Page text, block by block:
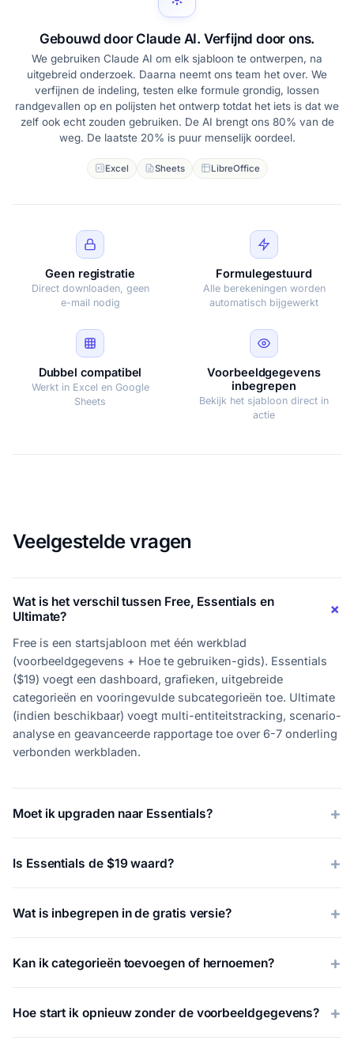
Gebouwd door Claude AI. Verfijnd door ons.
We gebruiken Claude AI om elk sjabloon te ontwerpen, na
uitgebreid onderzoek. Daarna neemt ons team het over. We
verfijnen de indeling, testen elke formule grondig, lossen
randgevallen op en polijsten het ontwerp totdat het iets is dat we
zelf ook echt zouden gebruiken. De AI brengt ons 80% van de
weg. De laatste 20% is puur menselijk oordeel.
Excel Sheets LibreOffice
Geen registratie
Direct downloaden, geen
e-mail nodig
Formulegestuurd
Alle berekeningen worden
automatisch bijgewerkt
Dubbel compatibel
Werkt in Excel en Google
Sheets
Voorbeeldgegevens
inbegrepen
Bekijk het sjabloon direct in
actie
Veelgestelde vragen
Wat is het verschil tussen Free, Essentials en
Ultimate?
Free is een startsjabloon met één werkblad
(voorbeeldgegevens + Hoe te gebruiken-gids). Essentials
($19) voegt een dashboard, grafieken, uitgebreide
categorieën en vooringevulde subcategorieën toe. Ultimate
(indien beschikbaar) voegt multi-entiteitstracking, scenario-
analyse en geavanceerde rapportage toe over 6-7 onderling
verbonden werkbladen.
Moet ik upgraden naar Essentials?
Is Essentials de $19 waard?
Wat is inbegrepen in de gratis versie?
Kan ik categorieën toevoegen of hernoemen?
Hoe start ik opnieuw zonder de voorbeeldgegevens?